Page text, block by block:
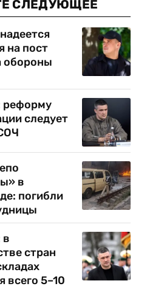
СЛЕДУЮЩЕЕ
на пост
обороны
реформу
следует
в
погибли
в
стран
всего 5–10